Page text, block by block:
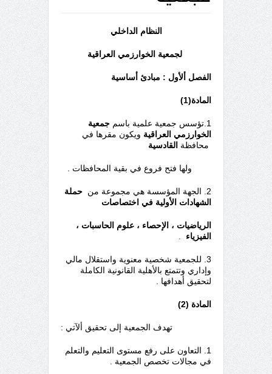
النظام الداخلي
لجمعية الخوارزمي العراقية
الفصل ألأول : مبادئ أساسية
المادة(1)
1.تؤسس جمعية علمية باسم
جمعية
الخوارزمي العراقية ويكون مقرها في
محافظة القادسية
ولها فتح فروع في بقية المحافظات .
2. الجهة المؤسسة هي مجموعة من
حملة
الشهادات الأولية في اختصاصات
الرياضيات ، الإحصاء ، علوم الحاسبات ،
الفيزياء
3. للجمعية شخصية معنوية واستقلال مالي
وإداري وتتمتع بالأهلية القانونية الكاملة
لتحقيق أهدافها .
المادة (2)
تهدف الجمعية إلى تحقيق ألآتي :
1. التعاون على رفع مستوى التعليم والتعلم
في مجالات تخصص الجمعية .